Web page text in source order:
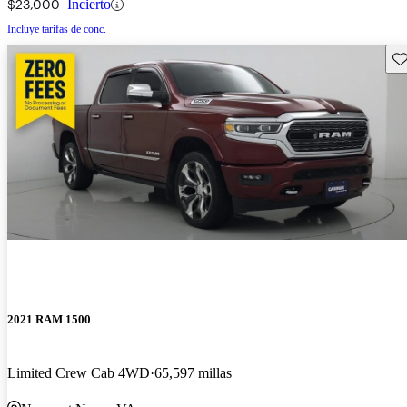
$23,000 Incierto
Incluye tarifas de conc.
2021 RAM 1500
Limited Crew Cab 4WD 65,597 millas